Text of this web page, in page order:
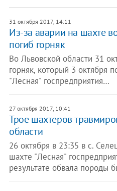
31 октября 2017, 14:11
Из-за аварии на шахте
погиб горняк
Во Львовской области 31
горняк, который 3 октября
"Лесная" госпредприятия…
27 октября 2017, 10:41
Трое шахтеров
области
26 октября в 23:35 в с.
шахте "Лесная"
результате обвала породы